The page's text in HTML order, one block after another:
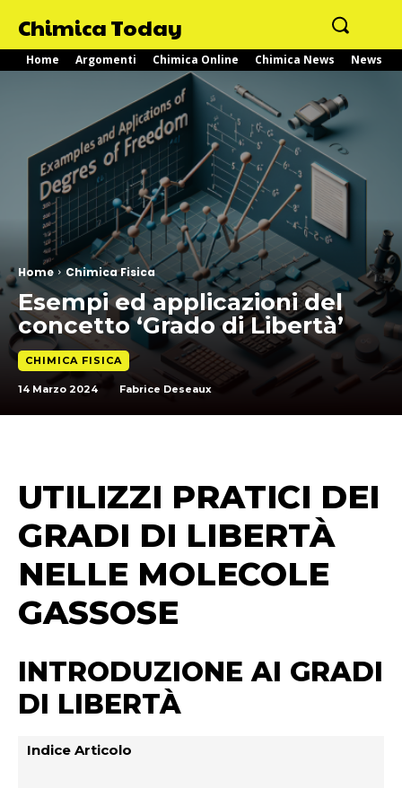
Chimica Today
Home Argomenti Chimica Online Chimica News News
Home Chimica Fisica
Esempi ed applicazioni del
concetto ‘Grado di Libertà’
CHIMICA FISICA
14 Marzo 2024 Fabrice Deseaux
UTILIZZI PRATICI DEI
GRADI DI LIBERTÀ
NELLE MOLECOLE
GASSOSE
INTRODUZIONE AI GRADI
DI LIBERTÀ
Indice Articolo